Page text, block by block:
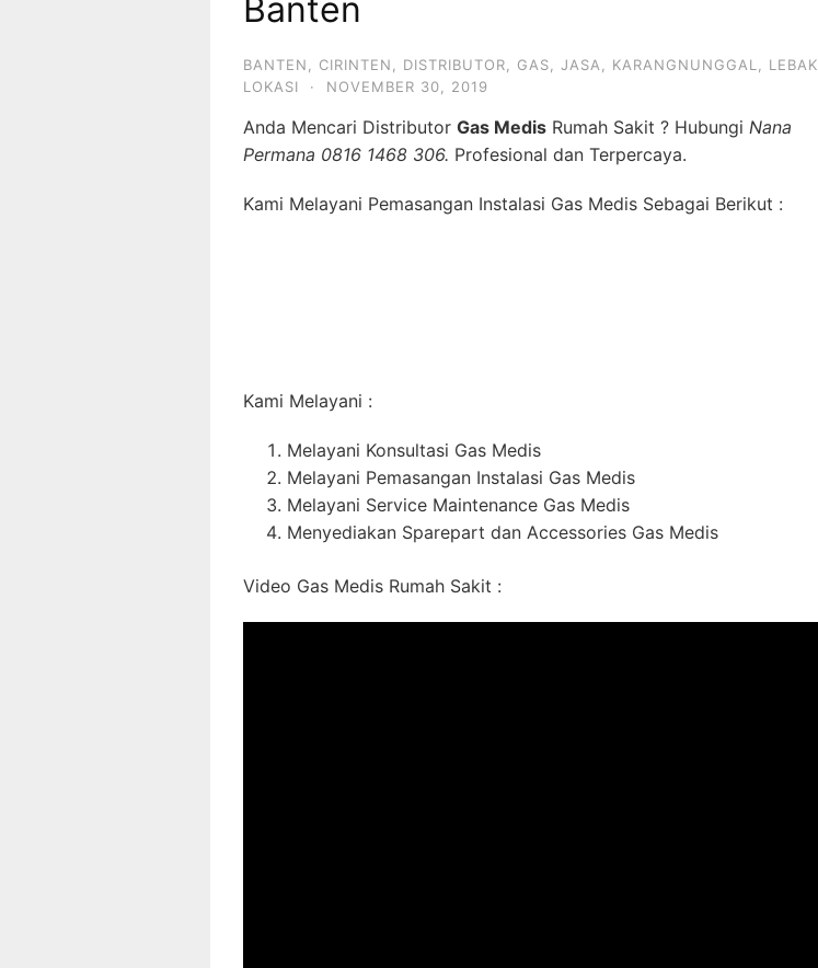
Banten
BANTEN CIRINTEN DISTRIBUTOR GAS JASA KARANGNUNGGAL LEBAK
LOKASI
· NOVEMBER 30, 2019
Anda Mencari Distributor Gas Medis Rumah Sakit ? Hubungi Nana
Permana 0816 1468 306. Profesional dan Terpercaya.
Kami Melayani Pemasangan Instalasi Gas Medis Sebagai Berikut :
Kami Melayani :
Melayani Konsultasi Gas Medis
Melayani Pemasangan Instalasi Gas Medis
Melayani Service Maintenance Gas Medis
Menyediakan Sparepart dan Accessories Gas Medis
Video Gas Medis Rumah Sakit :